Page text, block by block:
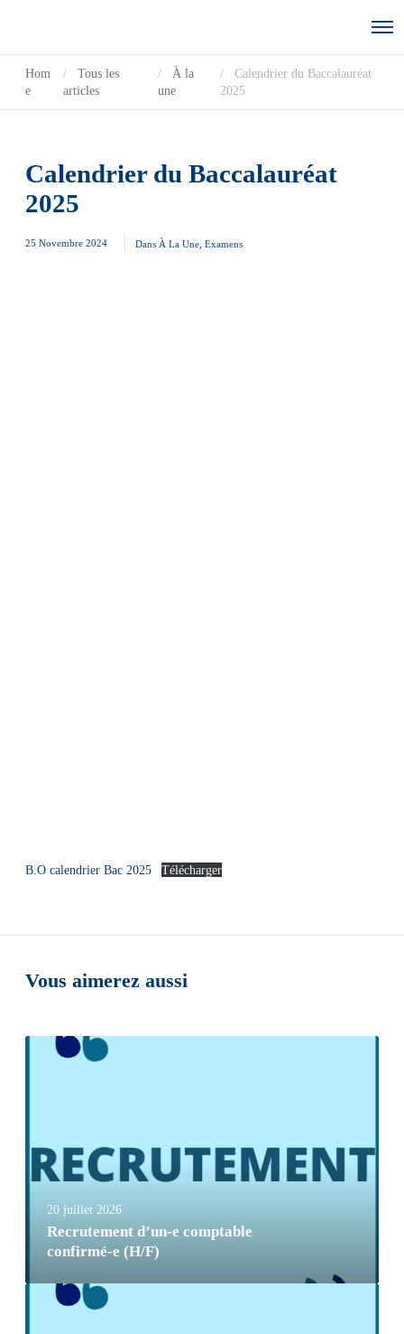
Hom
e
Tous les
articles
À la
une
Calendrier du Baccalauréat
2025
Calendrier du Baccalauréat
2025
25 Novembre 2024 Dans À La Une Examens
B.O calendrier Bac 2025 Télécharger
Vous aimerez aussi
20 juillet 2026
Recrutement d’un-e comptable
confirmé-e (H/F)